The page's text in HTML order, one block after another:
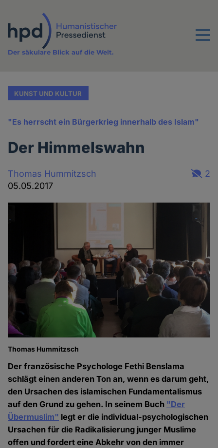
Inhalt
Menu
Der säkulare Blick auf die Welt.
KUNST UND KULTUR
"Es herrscht ein Bürgerkrieg innerhalb des Islam"
Der Himmelswahn
Thomas Hummitzsch
05.05.2017
2
Thomas Hummitzsch
Der französische Psychologe Fethi Benslama
schlägt einen anderen Ton an, wenn es darum geht,
den Ursachen des islamischen Fundamentalismus
auf den Grund zu gehen. In seinem Buch "Der
Übermuslim" legt er die individual-psychologischen
Ursachen für die Radikalisierung junger Muslime
offen und fordert eine Abkehr von den immer